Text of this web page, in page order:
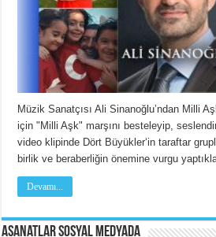
Müzik Sanatçısı Ali Sinanoğlu’ndan Milli
için "Milli Aşk" marşını besteleyip,
video klipinde Dört Büyükler‘in taraftar
birlik ve beraberliğin önemine vurgu
Devamı...
Asanatlar Sosyal Medyada